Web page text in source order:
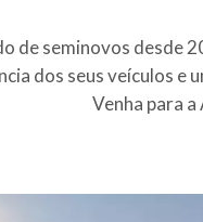
de seminovos desde
dos seus veículos e
Venha para